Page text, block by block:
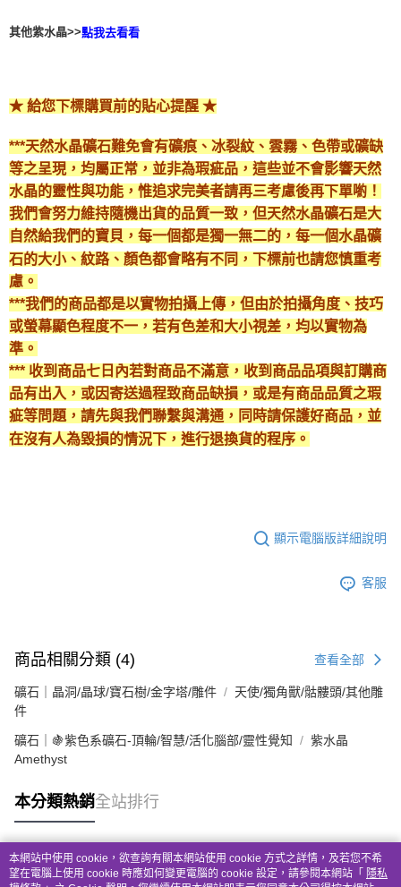
其他紫水晶>>點我去看看
★ 給您下標購買前的貼心提醒 ★
***天然水晶礦石難免會有礦痕、冰裂紋、雲霧、色帶或礦缺
等之呈現，均屬正常，並非為瑕疵品，這些並不會影響天然
水晶的靈性與功能，惟追求完美者請再三考慮後再下單喲！
我們會努力維持隨機出貨的品質一致，但天然水晶礦石是大
自然給我們的寶貝，每一個都是獨一無二的，每一個水晶礦
石的大小、紋路、顏色都會略有不同，下標前也請您慎重考
慮。
***我們的商品都是以實物拍攝上傳，但由於拍攝角度、技巧
或螢幕顯色程度不一，若有色差和大小視差，均以實物為
準。
*** 收到商品七日內若對商品不滿意，收到商品品項與訂購商
品有出入，或因寄送過程致商品缺損，或是有商品品質之瑕
疵等問題，請先與我們聯繫與溝通，同時請保護好商品，並
在沒有人為毀損的情況下，進行退換貨的程序。
顯示電腦版詳細說明
客服
商品相關分類 (4) 查看全部
礦石｜晶洞/晶球/寶石樹/金字塔/雕件
天使/獨角獸/骷髏頭/其他雕
件
礦石｜🍇紫色系礦石-頂輪/智慧/活化腦部/靈性覺知
紫水晶
Amethyst
本分類熱銷全站排行
熱門標籤
本網站中使用 cookie，欲查詢有關本網站使用 cookie 方式之詳情，及若您不希
望在電腦上使用 cookie 時應如何變更電腦的 cookie 設定，請參閱本網站「 隱私